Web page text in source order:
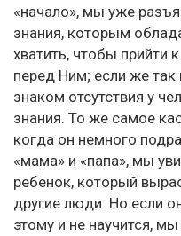
«начало», мы уже
знания, которым
хватить, чтобы прийти
перед Ним; если же так
знаком отсутствия у
знания. То же самое
когда он немного
«мама» и «папа», мы
ребенок, который
другие люди. Но если
этому и не научится,